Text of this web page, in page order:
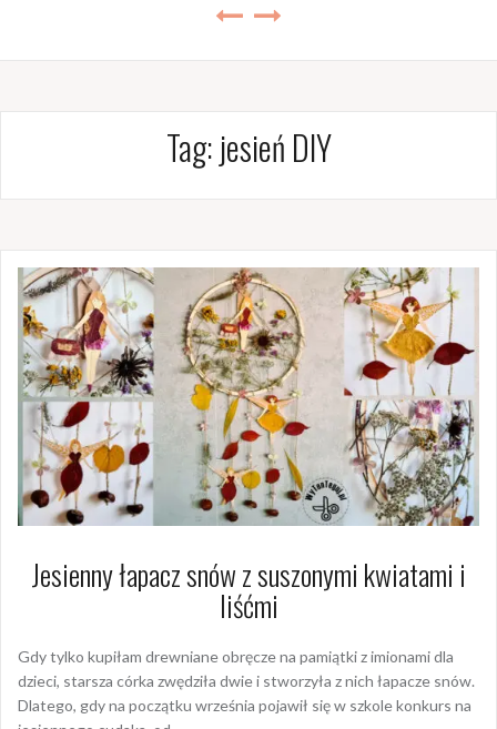
Tag: jesień DIY
Jesienny łapacz snów z suszonymi kwiatami i
liśćmi
Gdy tylko kupiłam drewniane obręcze na pamiątki z imionami dla
dzieci, starsza córka zwędziła dwie i stworzyła z nich łapacze snów.
Dlatego, gdy na początku września pojawił się w szkole konkurs na